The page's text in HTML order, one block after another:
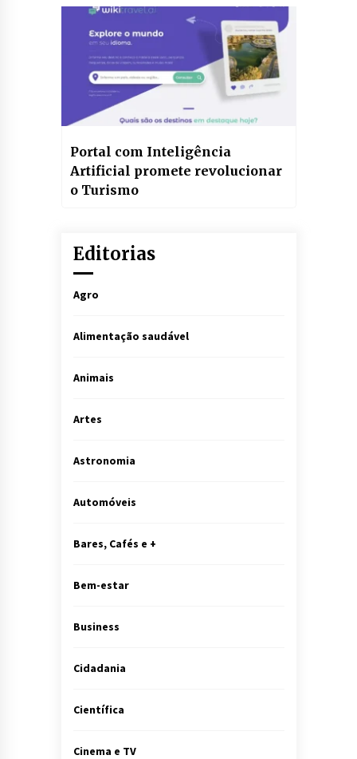
Portal com Inteligência
Artificial promete revolucionar
o Turismo
Editorias
Agro
Alimentação saudável
Animais
Artes
Astronomia
Automóveis
Bares, Cafés e +
Bem-estar
Business
Cidadania
Científica
Cinema e TV